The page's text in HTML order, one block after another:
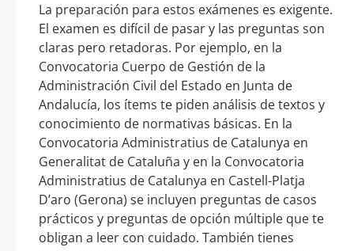
La preparación para estos exámenes es exigente.
El examen es difícil de pasar y las preguntas son
claras pero retadoras. Por ejemplo, en la
Convocatoria Cuerpo de Gestión de la
Administración Civil del Estado en Junta de
Andalucía, los ítems te piden análisis de textos y
conocimiento de normativas básicas. En la
Convocatoria Administratius de Catalunya en
Generalitat de Cataluña y en la Convocatoria
Administratius de Catalunya en Castell-Platja
D’aro (Gerona) se incluyen preguntas de casos
prácticos y preguntas de opción múltiple que te
obligan a leer con cuidado. También tienes